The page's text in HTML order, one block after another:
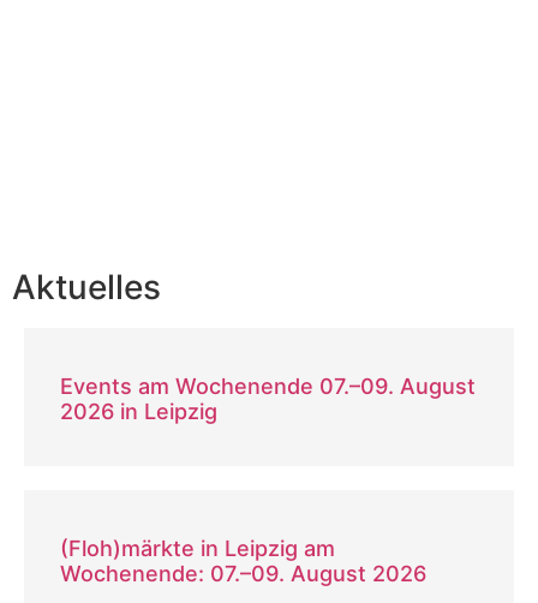
Aktuelles
Events am Wochenende 07.–09. August
2026 in Leipzig
(Floh)märkte in Leipzig am
Wochenende: 07.–09. August 2026